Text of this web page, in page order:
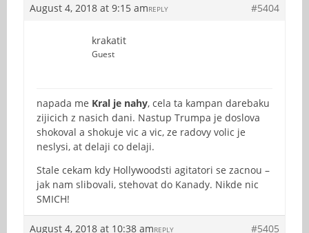
August 4, 2018 at 9:15 am #5404
REPLY
krakatit
Guest
napada me Kral je nahy, cela ta kampan darebaku
zijicich z nasich dani. Nastup Trumpa je doslova
shokoval a shokuje vic a vic, ze radovy volic je
neslysi, at delaji co delaji.
Stale cekam kdy Hollywoodsti agitatori se zacnou –
jak nam slibovali, stehovat do Kanady. Nikde nic
SMICH!
August 4, 2018 at 10:38 am #5405
REPLY